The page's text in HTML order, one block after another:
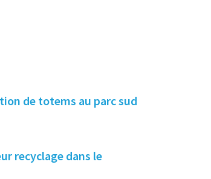
de totems au parc sud
recyclage dans le